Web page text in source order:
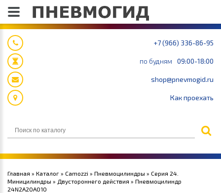
+7 (966) 336-86-95
по будням 09:00-18:00
shop@pnevmogid.ru
Как проехать
Главная » Каталог » Camozzi » Пневмоцилиндры » Серия 24.
Миницилиндры » Двустороннего действия » Пневмоцилиндр
24N2A20A010